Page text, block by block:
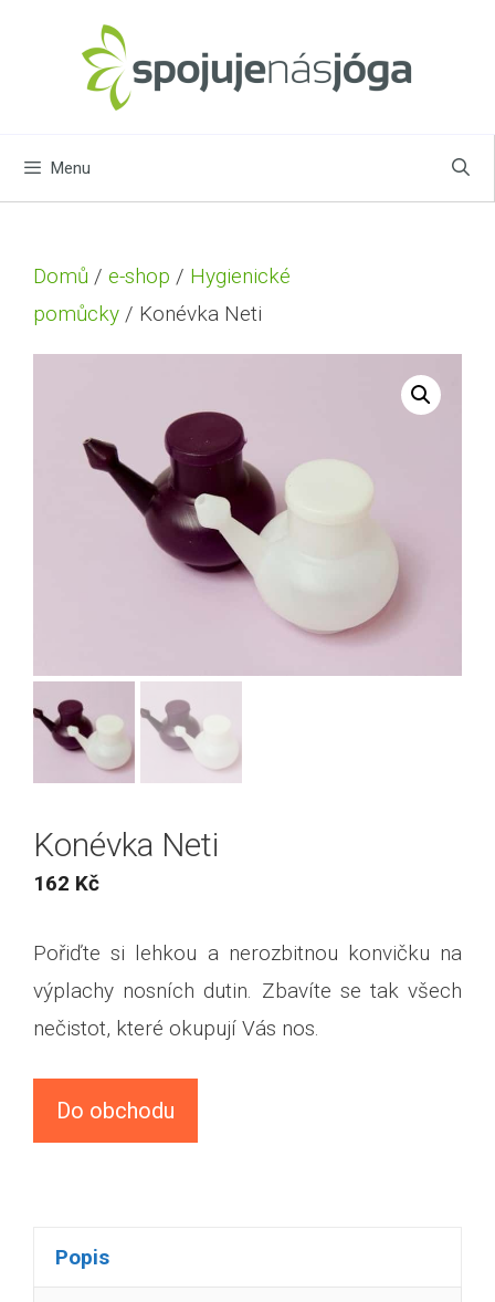
Menu
Domů / e-shop / Hygienické
pomůcky / Konévka Neti
Konévka Neti
162 Kč
Pořiďte si lehkou a nerozbitnou konvičku na
výplachy nosních dutin. Zbavíte se tak všech
nečistot, které okupují Vás nos.
Do obchodu
Popis